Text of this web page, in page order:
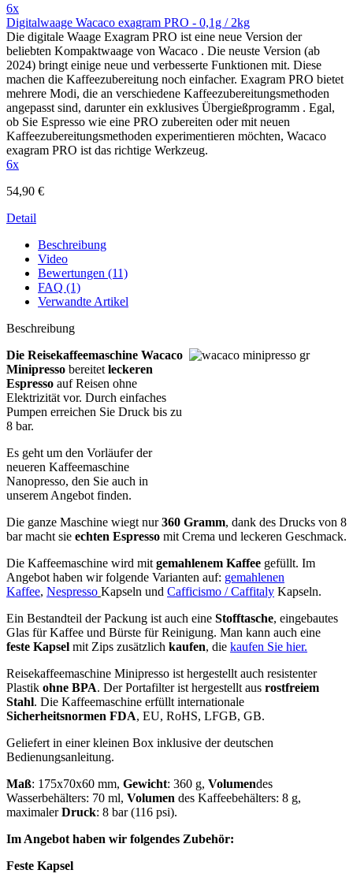
6x
Digitalwaage Wacaco exagram PRO - 0,1g / 2kg
Die digitale Waage Exagram PRO ist eine neue Version der
beliebten Kompaktwaage von Wacaco . Die neuste Version (ab
2024) bringt einige neue und verbesserte Funktionen mit. Diese
machen die Kaffeezubereitung noch einfacher. Exagram PRO bietet
mehrere Modi, die an verschiedene Kaffeezubereitungsmethoden
angepasst sind, darunter ein exklusives Übergießprogramm . Egal,
ob Sie Espresso wie eine PRO zubereiten oder mit neuen
Kaffeezubereitungsmethoden experimentieren möchten, Wacaco
exagram PRO ist das richtige Werkzeug.
6x
54,90 €
Detail
Beschreibung
Video
Bewertungen (11)
FAQ (1)
Verwandte Artikel
Beschreibung
Die Reisekaffeemaschine Wacaco
Minipresso bereitet leckeren
Espresso auf Reisen ohne
Elektrizität vor. Durch einfaches
Pumpen erreichen Sie Druck bis zu
8 bar.
Es geht um den Vorläufer der
neueren Kaffeemaschine
Nanopresso, den Sie auch in
unserem Angebot finden.
Die ganze Maschine wiegt nur360 Gramm, dank des Drucks von 8
bar macht sie echten Espresso mit Crema und leckeren Geschmack.
Die Kaffeemaschine wird mit gemahlenem Kaffee gefüllt. Im
Angebot haben wir folgende Varianten auf: gemahlenen
Kaffee, Nespresso Kapseln und Cafficismo / Caffitaly Kapseln.
Ein Bestandteil der Packung ist auch eine Stofftasche, eingebautes
Glas für Kaffee und Bürste für Reinigung. Man kann auch eine
feste Kapsel mit Zips zusätzlich kaufen, die kaufen Sie hier.
Reisekaffeemaschine Minipresso ist hergestellt auch resistenter
Plastik ohne BPA. Der Portafilter ist hergestellt aus rostfreiem
Stahl. Die Kaffeemaschine erfüllt internationale
Sicherheitsnormen FDA, EU, RoHS, LFGB, GB.
Geliefert in einer kleinen Box inklusive der deutschen
Bedienungsanleitung.
Maß: 175x70x60 mm, Gewicht: 360 g, Volumendes
Wasserbehälters: 70 ml, Volumen des Kaffeebehälters: 8 g,
maximalerDruck: 8 bar (116 psi).
Im Angebot haben wir folgendes Zubehör:
Feste Kapsel